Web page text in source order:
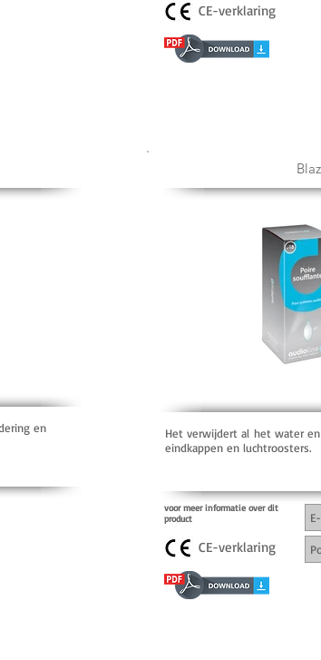
CE-verklaring
en
Het verwijdert al het water
eindkappen en luchtroosters.
voor meer informatie over dit
product
CE-verklaring